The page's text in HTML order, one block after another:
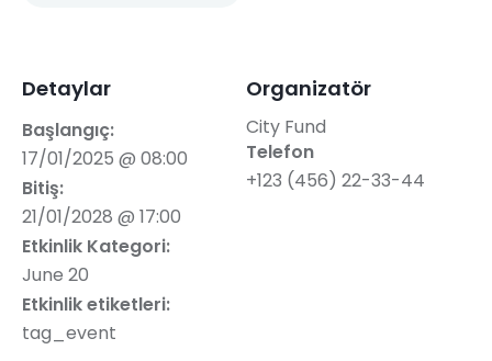
Detaylar
Başlangıç:
17/01/2025 @ 08:00
Bitiş:
21/01/2028 @ 17:00
Etkinlik Kategori:
June 20
Etkinlik etiketleri:
tag_event
Organizatör
City Fund
Telefon
+123 (456) 22-33-44